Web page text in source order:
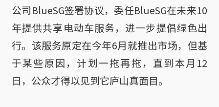
公司BlueSG签署协议，委任BlueSG在未来10
年提供共享电动车服务，进一步提倡绿色出
行。该服务原定在今年6月就推出市场，但基
于某些原因，计划一拖再拖，直到本月12
日，公众才得以见到它庐山真面目。